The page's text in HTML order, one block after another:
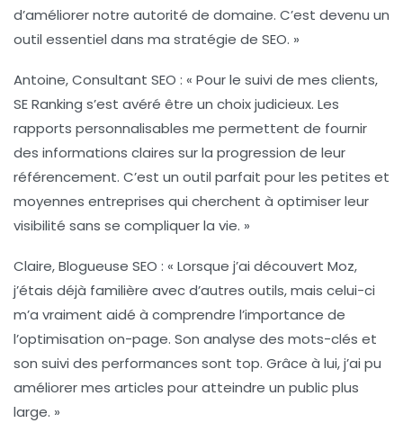
d’améliorer notre autorité de domaine. C’est devenu un
outil essentiel dans ma stratégie de SEO. »
Antoine, Consultant SEO : « Pour le suivi de mes clients,
SE Ranking s’est avéré être un choix judicieux. Les
rapports personnalisables me permettent de fournir
des informations claires sur la progression de leur
référencement. C’est un outil parfait pour les petites et
moyennes entreprises qui cherchent à optimiser leur
visibilité sans se compliquer la vie. »
Claire, Blogueuse SEO : « Lorsque j’ai découvert Moz,
j’étais déjà familière avec d’autres outils, mais celui-ci
m’a vraiment aidé à comprendre l’importance de
l’optimisation on-page. Son analyse des mots-clés et
son suivi des performances sont top. Grâce à lui, j’ai pu
améliorer mes articles pour atteindre un public plus
large. »